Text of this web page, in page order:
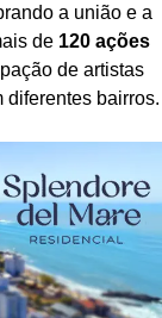
a união e a
de 120 ações
de artistas
diferentes bairros.